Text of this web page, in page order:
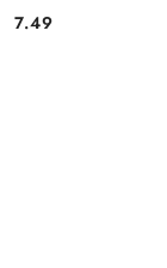
Cena:
7.49